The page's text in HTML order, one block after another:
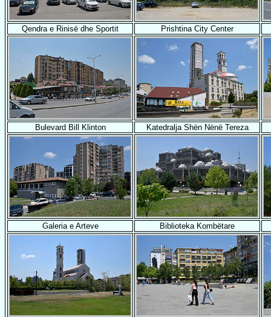
Qendra e Rinisë dhe Sportit Prishtina City Center
Bulevard Bill Klinton Katedralja Shën Nënë Tereza
Galeria e Arteve Biblioteka Kombëtare